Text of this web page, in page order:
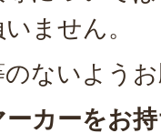
ません。
ないよう
カーをお